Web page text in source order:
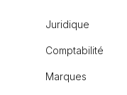
Juridique
Comptabilité
Marques